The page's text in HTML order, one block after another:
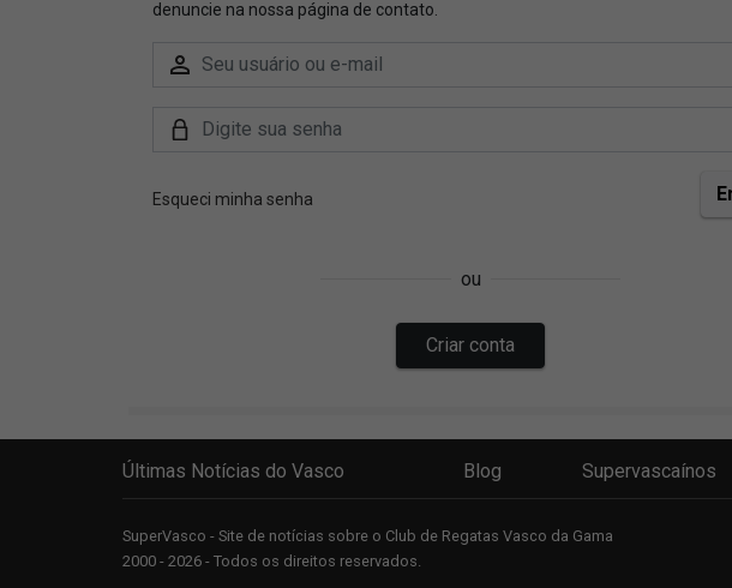
Últimas Notícias do Vasco Blog Supervascaínos
SuperVasco - Site de notícias sobre o Club de Regatas Vasco da Gama
2000 - 2026 - Todos os direitos reservados.